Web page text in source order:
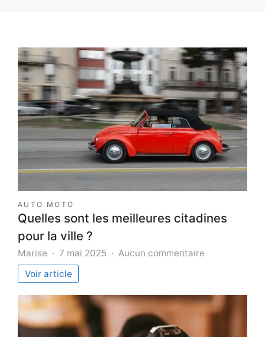
AUTO MOTO
Quelles sont les meilleures citadines
pour la ville ?
Marise 7 mai 2025 Aucun commentaire
meilleures
citadines
Voir article